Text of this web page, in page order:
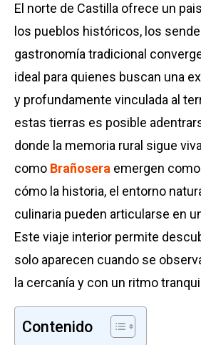
El norte de Castilla ofrece un
los pueblos históricos, los
gastronomía tradicional
ideal para quienes buscan una
y profundamente vinculada al
estas tierras es posible
donde la memoria rural sigue
como Brañosera emergen
cómo la historia, el entorno
culinaria pueden articularse en
Este viaje interior permite
solo aparecen cuando se
la cercanía y con un ritmo
Contenido